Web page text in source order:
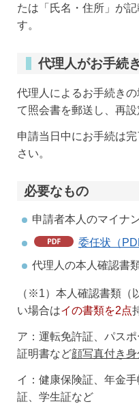
たは「氏名・住所」が
す。
代理人がお手続
代理人によるお手続き
て照会書を郵送し、再
申請当日中にお手続は
さい。
必要なもの
申請者本人のマイナ
委任状（
代理人の本人確認書
（※1）本人確認書類（
い場合はイの書類を2点
ア：運転免許証、パス
証明書など顔写真付き
イ：健康保険証、年金
証、学生証など